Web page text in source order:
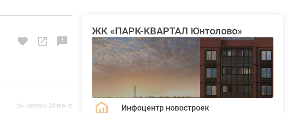
обновлено 28 июня
ЖК «ПАРК-КВАРТАЛ Юнтолово»
Инфоцентр новостроек